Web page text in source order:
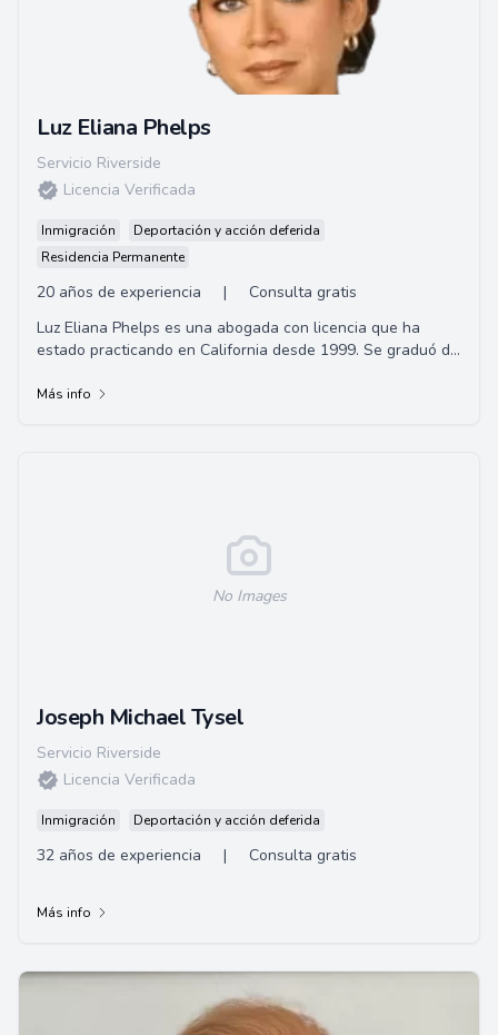
Luz Eliana Phelps
Servicio Riverside
Licencia Verificada
Inmigración
Deportación y acción deferida
Residencia Permanente
20 años de experiencia |
Consulta gratis
Luz Eliana Phelps es una abogada con licencia que ha
estado practicando en California desde 1999. Se graduó de
Más info
No Images
Joseph Michael Tysel
Servicio Riverside
Licencia Verificada
Inmigración Deportación y acción deferida
32 años de experiencia | Consulta gratis
Más info